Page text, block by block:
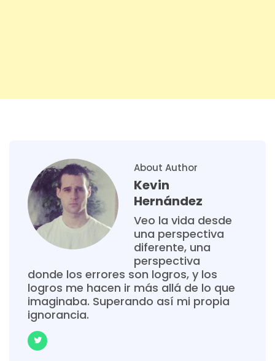
About Author
Kevin
Hernández
Veo la vida desde
una perspectiva
diferente, una
perspectiva
donde los errores son logros, y los
logros me hacen ir más allá de lo que
imaginaba. Superando así mi propia
ignorancia.